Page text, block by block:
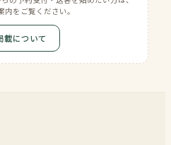
内をご覧ください。
載について